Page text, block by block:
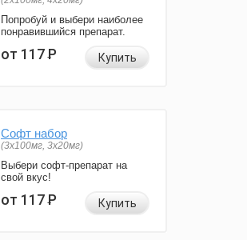
Попробуй и выбери наиболее
понравившийся препарат.
от 117Р Купить
Софт набор
(3x100мг, 3x20мг)
Выбери софт-препарат на
свой вкус!
от 117Р Купить